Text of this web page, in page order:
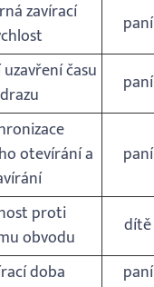
zavírací
paní
času
paní
otevírání a
paní
proti
obvodu
dítě
doba paní